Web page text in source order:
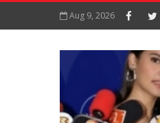
Aug 9, 2026